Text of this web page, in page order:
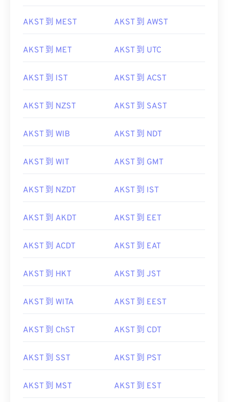
AKST 到 MEST AKST 到 AWST
AKST 到 MET AKST 到 UTC
AKST 到 IST AKST 到 ACST
AKST 到 NZST AKST 到 SAST
AKST 到 WIB AKST 到 NDT
AKST 到 WIT AKST 到 GMT
AKST 到 NZDT AKST 到 IST
AKST 到 AKDT AKST 到 EET
AKST 到 ACDT AKST 到 EAT
AKST 到 HKT AKST 到 JST
AKST 到 WITA AKST 到 EEST
AKST 到 ChST AKST 到 CDT
AKST 到 SST AKST 到 PST
AKST 到 MST AKST 到 EST